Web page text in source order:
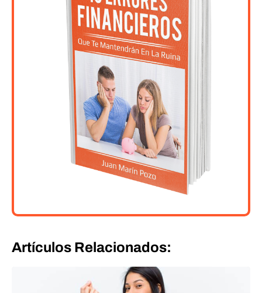
Artículos Relacionados: